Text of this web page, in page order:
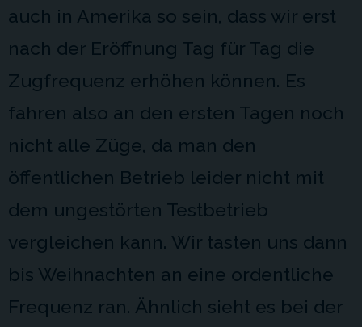
auch in Amerika so sein, dass wir erst
nach der Eröffnung Tag für Tag die
Zugfrequenz erhöhen können. Es
fahren also an den ersten Tagen noch
nicht alle Züge, da man den
öffentlichen Betrieb leider nicht mit
dem ungestörten Testbetrieb
vergleichen kann. Wir tasten uns dann
bis Weihnachten an eine ordentliche
Frequenz ran. Ähnlich sieht es bei der